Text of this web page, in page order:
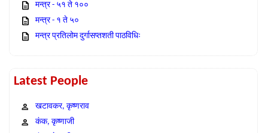
मन्त्र - ५१ ते १००
मन्त्र - १ ते ५०
मन्त्र प्रतिलोम दुर्गासप्तशती पाठविधिः
Latest People
खटावकर, कृष्णराव
कंक, कृष्णाजी